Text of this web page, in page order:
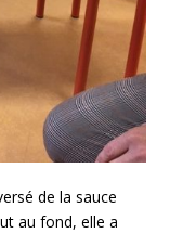
de la sauce
au fond, elle a